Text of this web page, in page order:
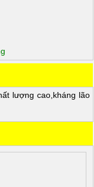
lượng cao,kháng lão